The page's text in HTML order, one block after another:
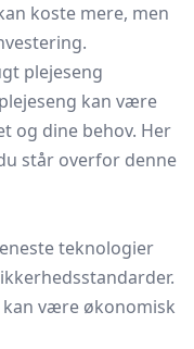
koste mere, men
plejeseng
kan være
og dine behov. Her
står overfor denne
teknologier
være økonomisk